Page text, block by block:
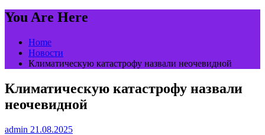
You Are Here
Home
Новости
Климатическую катастрофу назвали неочевидной
Климатическую катастрофу назвали
неочевидной
admin 21.08.2025